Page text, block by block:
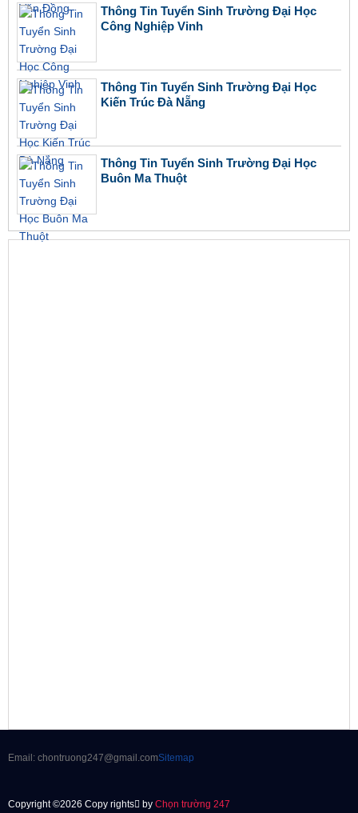
Thông Tin Tuyển Sinh Trường Đại Học
Công Nghiệp Vinh
Thông Tin Tuyển Sinh Trường Đại Học
Kiến Trúc Đà Nẵng
Thông Tin Tuyển Sinh Trường Đại Học
Buôn Ma Thuột
Email: chontruong247@gmail.comSitemap
Copyright ©2026 Copy rights by Chọn trường 247